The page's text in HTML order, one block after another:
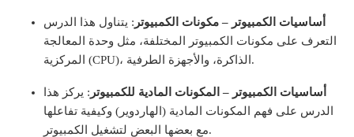
أساسيات الكمبيوتر – مكونات الكمبيوتر : يتناول هذا الدرس
التعرف على مكونات الكمبيوتر المختلفة، مثل وحدة المعالجة
المركزية (CPU)، الذاكرة، والأجهزة الطرفية.
أساسيات الكمبيوتر – المكونات المادية للكمبيوتر : يركز هذا
الدرس على فهم المكونات المادية (الهاردوير) وكيفية تفاعلها
مع بعضها البعض لتشغيل الكمبيوتر.